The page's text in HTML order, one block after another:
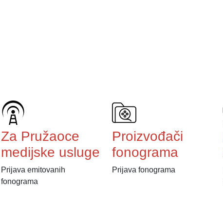
Za Pružaoce
medijske usluge
Prijava emitovanih
fonograma
Proizvođači
fonograma
Prijava fonograma